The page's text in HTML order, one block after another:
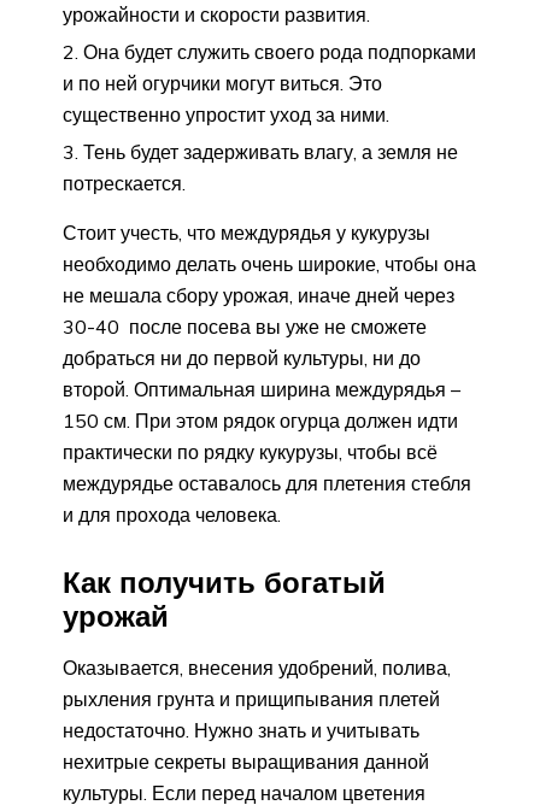
урожайности и скорости развития.
Она будет служить своего рода подпорками
и по ней огурчики могут виться. Это
существенно упростит уход за ними.
Тень будет задерживать влагу, а земля не
потрескается.
Стоит учесть, что междурядья у кукурузы
необходимо делать очень широкие, чтобы она
не мешала сбору урожая, иначе дней через
30-40 после посева вы уже не сможете
добраться ни до первой культуры, ни до
второй. Оптимальная ширина междурядья –
150 см. При этом рядок огурца должен идти
практически по рядку кукурузы, чтобы всё
междурядье оставалось для плетения стебля
и для прохода человека.
Как получить богатый
урожай
Оказывается, внесения удобрений, полива,
рыхления грунта и прищипывания плетей
недостаточно. Нужно знать и учитывать
нехитрые секреты выращивания данной
культуры. Если перед началом цветения